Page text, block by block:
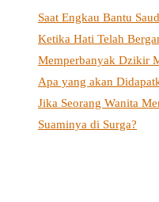
Saat Engkau Bantu
Ketika Hati Telah
Memperbanyak Dzikir
Apa yang akan
Jika Seorang Wanita
Suaminya di Surga?